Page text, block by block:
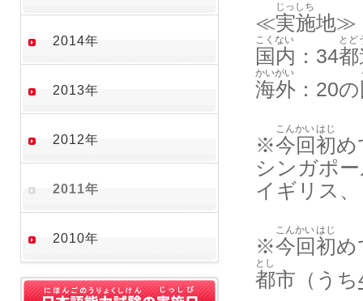
≪実施地
じっしち
≫
国内
こくない
：34
とど
海外
かいがい
：20の
※今回
こんかい
初
はじ
め
シンガポ
イギリス
※今回
こんかい
初
はじ
め
都市
とし
（うち
2014年
2013年
2012年
2011年
2010年